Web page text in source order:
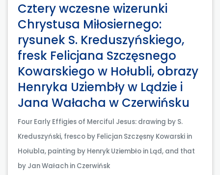
Cztery wczesne wizerunki
Chrystusa Miłosiernego:
rysunek S. Kreduszyńskiego,
fresk Felicjana Szczęsnego
Kowarskiego w Hołubli, obrazy
Henryka Uziembły w Lądzie i
Jana Wałacha w Czerwińsku
Four Early Effigies of Merciful Jesus: drawing by S.
Kreduszyński, fresco by Felicjan Szczęsny Kowarski in
Hołubla, painting by Henryk Uziembło in Ląd, and that
by Jan Wałach in Czerwińsk